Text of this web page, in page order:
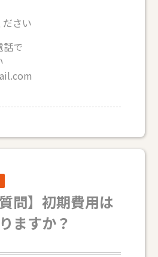
さい
話で
問】初期費用は
ますか？